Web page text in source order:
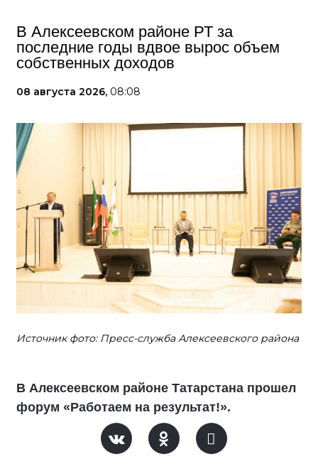
В Алексеевском районе РТ за
последние годы вдвое вырос объем
собственных доходов
08 августа 2026, 08:08
Источник фото: Пресс-служба Алексеевского района
В Алексеевском районе Татарстана прошел
форум «Работаем на результат!».